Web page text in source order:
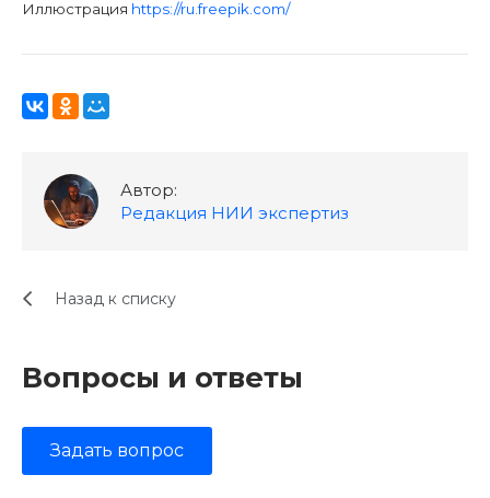
Иллюстрация https://ru.freepik.com/
Автор:
Редакция НИИ экспертиз
Назад к списку
Вопросы и ответы
Задать вопрос